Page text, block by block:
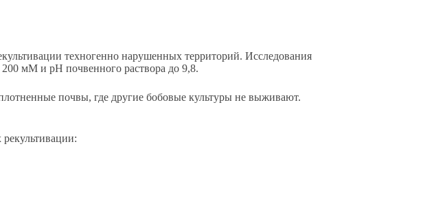
техногенно нарушенных территорий. Исследования
мМ и pH почвенного раствора до 9,8.
почвы, где другие бобовые культуры не выживают.